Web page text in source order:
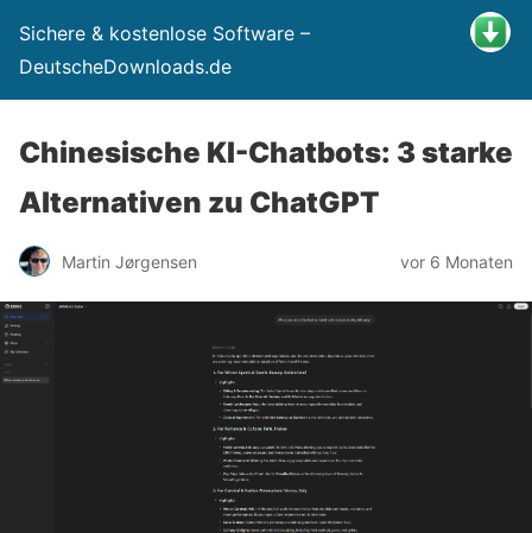
Sichere & kostenlose Software –
DeutscheDownloads.de
Chinesische KI-Chatbots: 3 starke
Alternativen zu ChatGPT
Martin Jørgensen vor 6 Monaten